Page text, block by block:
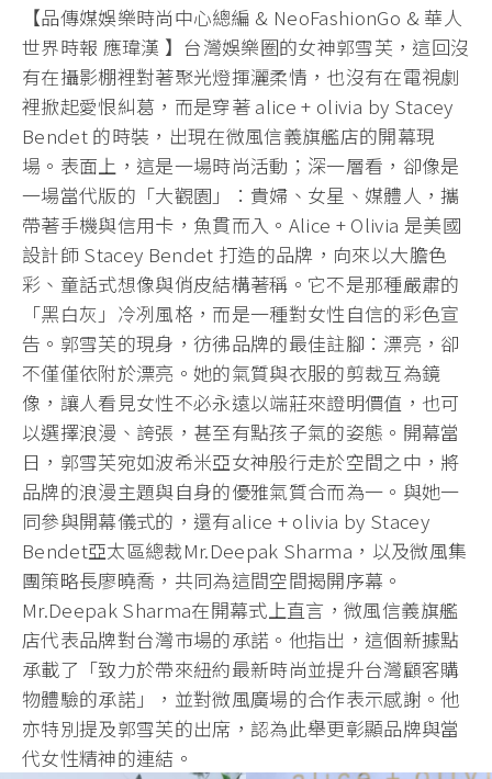
【品傳媒娛樂時尚中心總編 & NeoFashionGo & 華人
世界時報 應瑋漢 】台灣娛樂圈的女神郭雪芙，這回沒
有在攝影棚裡對著聚光燈揮灑柔情，也沒有在電視劇
裡掀起愛恨糾葛，而是穿著 alice + olivia by Stacey
Bendet 的時裝，出現在微風信義旗艦店的開幕現
場。表面上，這是一場時尚活動；深一層看，卻像是
一場當代版的「大觀園」：貴婦、女星、媒體人，攜
帶著手機與信用卡，魚貫而入。Alice + Olivia 是美國
設計師 Stacey Bendet 打造的品牌，向來以大膽色
彩、童話式想像與俏皮結構著稱。它不是那種嚴肅的
「黑白灰」冷冽風格，而是一種對女性自信的彩色宣
告。郭雪芙的現身，彷彿品牌的最佳註腳：漂亮，卻
不僅僅依附於漂亮。她的氣質與衣服的剪裁互為鏡
像，讓人看見女性不必永遠以端莊來證明價值，也可
以選擇浪漫、誇張，甚至有點孩子氣的姿態。開幕當
日，郭雪芙宛如波希米亞女神般行走於空間之中，將
品牌的浪漫主題與自身的優雅氣質合而為一。與她一
同參與開幕儀式的，還有alice + olivia by Stacey
Bendet亞太區總裁Mr.Deepak Sharma，以及微風集
團策略長廖曉喬，共同為這間空間揭開序幕。
Mr.Deepak Sharma在開幕式上直言，微風信義旗艦
店代表品牌對台灣市場的承諾。他指出，這個新據點
承載了「致力於帶來紐約最新時尚並提升台灣顧客購
物體驗的承諾」，並對微風廣場的合作表示感謝。他
亦特別提及郭雪芙的出席，認為此舉更彰顯品牌與當
代女性精神的連結。